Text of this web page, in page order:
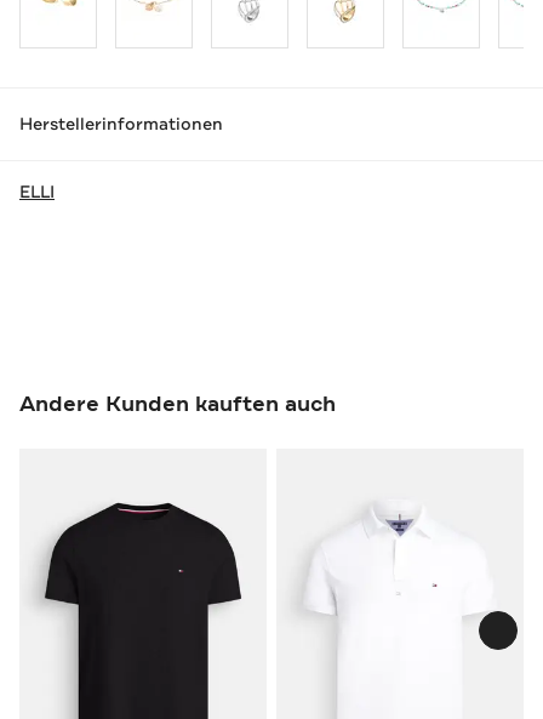
Herstellerinformationen
ELLI
Andere Kunden kauften auch